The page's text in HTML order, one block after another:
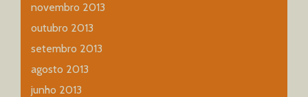
novembro 2013
outubro 2013
setembro 2013
agosto 2013
junho 2013